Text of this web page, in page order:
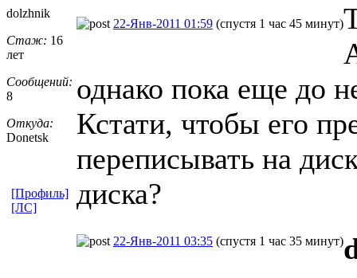
dolzhnik
Стаж: 16
лет
Сообщений:
8
Откуда:
Donetsk
22-Янв-2011 01:59 (спустя 1 час 45 минут)
однако пока еще до
Кстати, чтобы его
переписывать на
диска?
[Профиль]
[ЛС]
22-Янв-2011 03:35 (спустя 1 час 35 минут)